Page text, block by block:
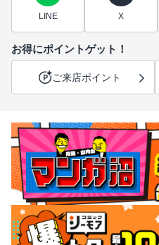
LINE X
お得にポイントゲット！
ご来店ポイント